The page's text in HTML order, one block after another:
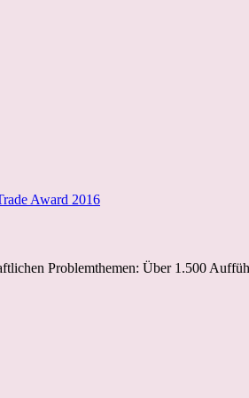
Problemthemen: Über 1.500